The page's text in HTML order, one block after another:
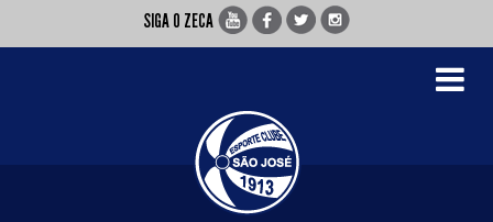
SIGA O ZECA
Toggle